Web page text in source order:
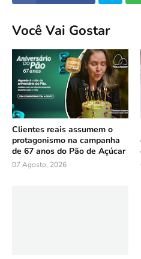
Você Vai Gostar
Clientes reais assumem o
protagonismo na campanha
de 67 anos do Pão de Açúcar
07 Agosto, 2026